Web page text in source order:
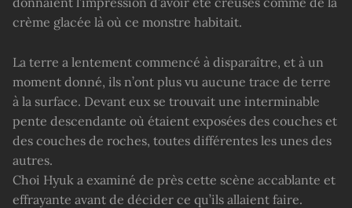
crème glacée là où ce monstre habitait.
La terre a lentement commencé à disparaître, et à un
moment donné, ils n’ont plus vu aucune trace de terre
à la surface. Devant eux se trouvait une interminable
pente descendante où étaient exposées des couches et
des couches de roches, toutes différentes les unes des
autres.
Choi Hyuk a examiné de près cette scène accablante et
effrayante avant de décider ce qu’ils allaient faire.